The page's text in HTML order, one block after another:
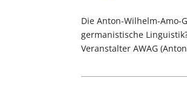
Die Anton-Wilhelm-Amo-
germanistische
Veranstalter AWAG